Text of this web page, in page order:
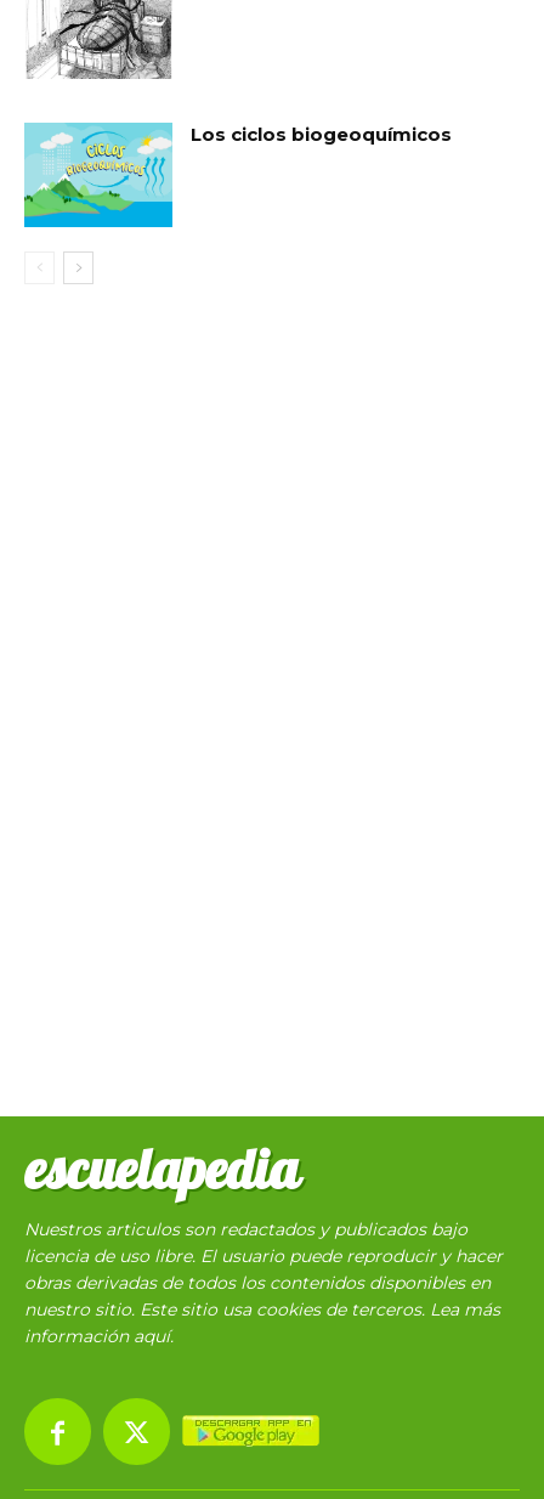
Los ciclos biogeoquímicos
escuelapedia
Nuestros articulos son redactados y publicados bajo
licencia de uso libre. El usuario puede reproducir y hacer
obras derivadas de todos los contenidos disponibles en
nuestro sitio. Este sitio usa cookies de terceros. Lea más
información aquí.